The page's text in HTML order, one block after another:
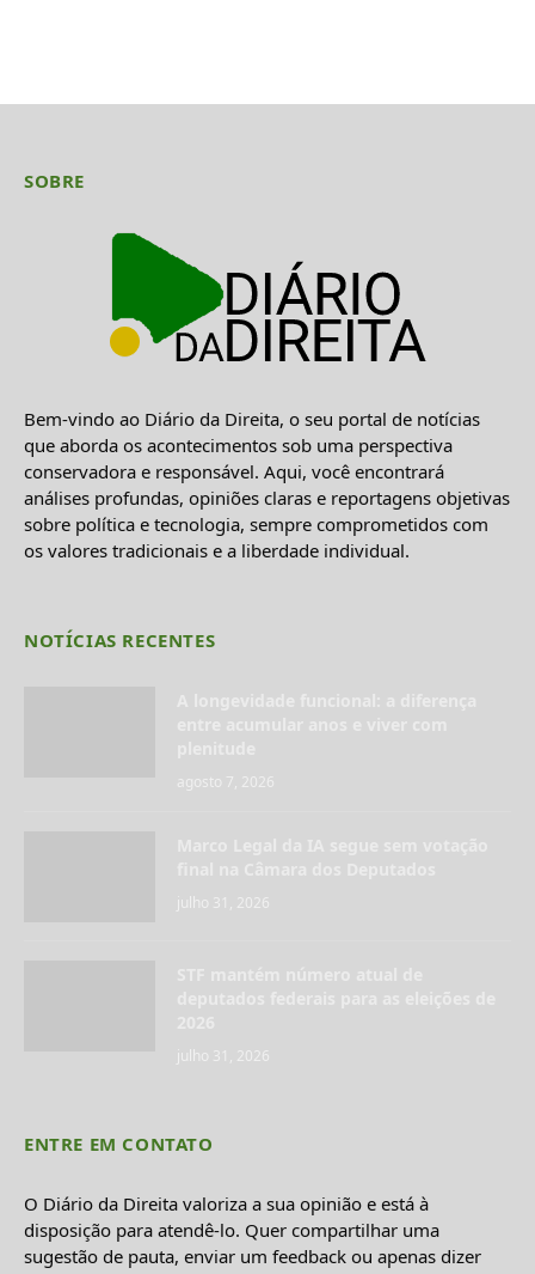
SOBRE
Bem-vindo ao Diário da Direita, o seu portal de notícias
que aborda os acontecimentos sob uma perspectiva
conservadora e responsável. Aqui, você encontrará
análises profundas, opiniões claras e reportagens objetivas
sobre política e tecnologia, sempre comprometidos com
os valores tradicionais e a liberdade individual.
NOTÍCIAS RECENTES
agosto 7, 2026
julho 31, 2026
julho 31, 2026
ENTRE EM CONTATO
O Diário da Direita valoriza a sua opinião e está à
disposição para atendê-lo. Quer compartilhar uma
sugestão de pauta, enviar um feedback ou apenas dizer